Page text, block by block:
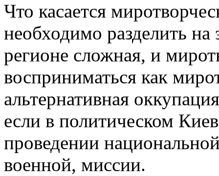
Что касается
необходимо разделить на
регионе сложная, и
восприниматься как
альтернативная
если в политическом
проведении
военной, миссии.